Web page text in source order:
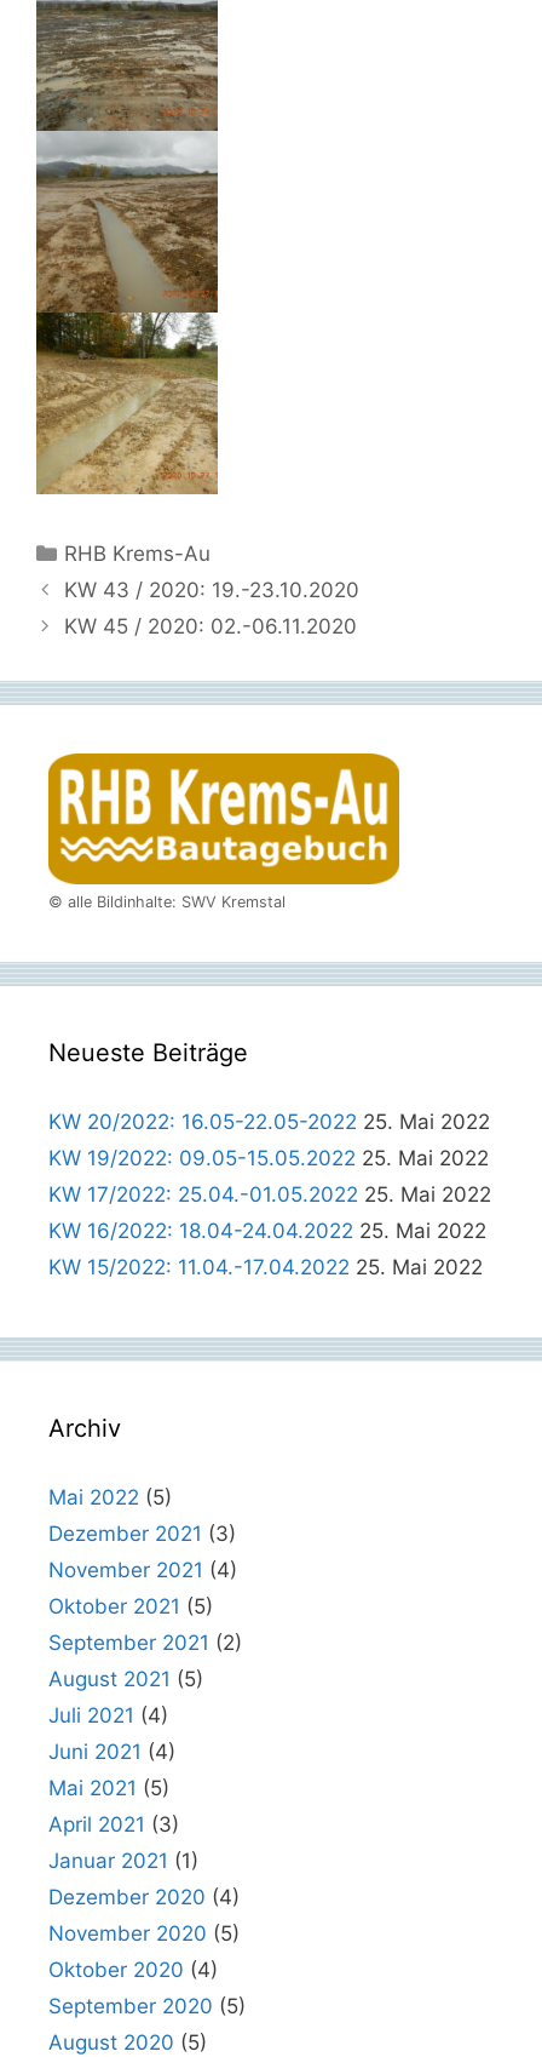
Kategorien
RHB Krems-Au
KW 43 / 2020: 19.-23.10.2020
KW 45 / 2020: 02.-06.11.2020
© alle Bildinhalte: SWV Kremstal
Neueste Beiträge
KW 20/2022: 16.05-22.05-2022 25. Mai 2022
KW 19/2022: 09.05-15.05.2022 25. Mai 2022
KW 17/2022: 25.04.-01.05.2022 25. Mai 2022
KW 16/2022: 18.04-24.04.2022 25. Mai 2022
KW 15/2022: 11.04.-17.04.2022 25. Mai 2022
Archiv
Mai 2022 (5)
Dezember 2021 (3)
November 2021 (4)
Oktober 2021 (5)
September 2021 (2)
August 2021 (5)
Juli 2021 (4)
Juni 2021 (4)
Mai 2021 (5)
April 2021 (3)
Januar 2021 (1)
Dezember 2020 (4)
November 2020 (5)
Oktober 2020 (4)
September 2020 (5)
August 2020 (5)